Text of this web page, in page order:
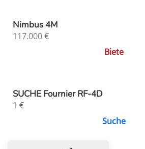
Nimbus 4M
117.000€
Biete
SUCHE Fournier RF-4D
1 €
Suche